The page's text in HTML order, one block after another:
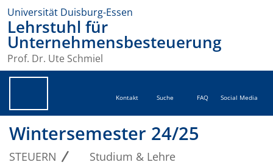
Universität Duisburg-Essen
Lehrstuhl für
Unternehmensbesteuerung
Prof. Dr. Ute Schmiel
Kontakt Suche FAQ Social Media
Wintersemester 24/25
STEUERN
Studium & Lehre